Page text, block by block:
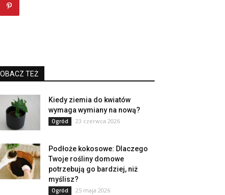
TEŻ
Kiedy ziemia do kwiatów
wymaga wymiany na nową?
Ogród 23 czerwca 2026
Podłoże kokosowe: Dlaczego
Twoje rośliny domowe
potrzebują go bardziej, niż
myślisz?
Ogród 25 maja 2026